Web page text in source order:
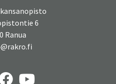
6
Ranua